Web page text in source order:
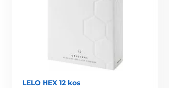
LELO HEX 12 kos